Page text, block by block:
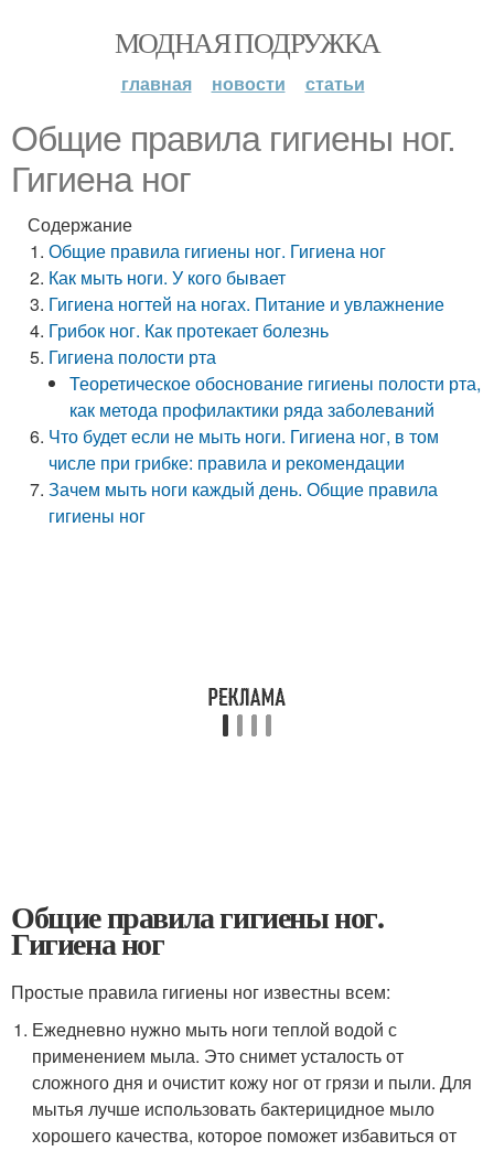
МОДНАЯ ПОДРУЖКА
главная новости статьи
Общие правила гигиены ног.
Гигиена ног
Содержание
Общие правила гигиены ног. Гигиена ног
Как мыть ноги. У кого бывает
Гигиена ногтей на ногах. Питание и увлажнение
Грибок ног. Как протекает болезнь
Гигиена полости рта
Теоретическое обоснование гигиены полости рта,
как метода профилактики ряда заболеваний
Что будет если не мыть ноги. Гигиена ног, в том
числе при грибке: правила и рекомендации
Зачем мыть ноги каждый день. Общие правила
гигиены ног
Общие правила гигиены ног.
Гигиена ног
Простые правила гигиены ног известны всем:
Ежедневно нужно мыть ноги теплой водой с
применением мыла. Это снимет усталость от
сложного дня и очистит кожу ног от грязи и пыли. Для
мытья лучше использовать бактерицидное мыло
хорошего качества, которое поможет избавиться от